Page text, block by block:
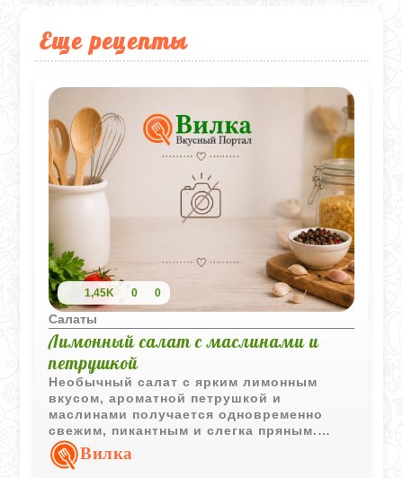
Еще рецепты
1,45K 0 0
Салаты
Лимонный салат с маслинами и
петрушкой
Необычный салат с ярким лимонным
вкусом, ароматной петрушкой и
маслинами получается одновременно
свежим, пикантным и слегка пряным.
Такой рецепт особенно хорошо подходит
к мясу, рыбе или горячему хлебу.
Вилка